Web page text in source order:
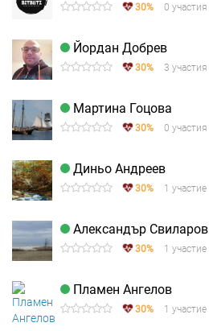
30% 0 участия
Йордан Добрев
30% 3 участия
Мартина Гоцова
30% 0 участия
Диньо Андреев
30% 1 участие
Александър Свиларов
30% 1 участие
Пламен Ангелов
30% 1 участие